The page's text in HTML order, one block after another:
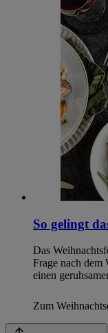
So gelingt
Das
Frage nach dem
einen
Zum